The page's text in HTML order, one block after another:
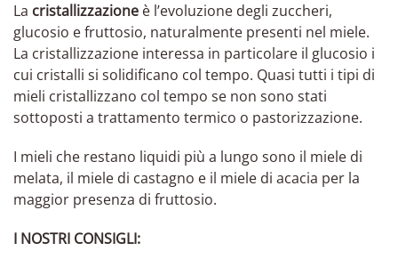
La cristallizzazione è l’evoluzione degli zuccheri,
glucosio e fruttosio, naturalmente presenti nel miele.
La cristallizzazione interessa in particolare il glucosio i
cui cristalli si solidificano col tempo. Quasi tutti i tipi di
mieli cristallizzano col tempo se non sono stati
sottoposti a trattamento termico o pastorizzazione.
I mieli che restano liquidi più a lungo sono il miele di
melata, il miele di castagno e il miele di acacia per la
maggior presenza di fruttosio.
I NOSTRI CONSIGLI: